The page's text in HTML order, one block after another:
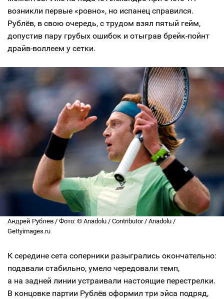
возникли первые «ровно», но испанец справился.
Рублёв, в свою очередь, с трудом взял пятый гейм,
допустив пару грубых ошибок и отыграв брейк-пойнт
драйв-воллеем у сетки.
Андрей Рублев / Фото: © Anadolu / Contributor / Anadolu /
Gettyimages.ru
К середине сета соперники разыгрались окончательно:
подавали стабильно, умело чередовали темп,
а на задней линии устраивали настоящие перестрелки.
В концовке партии Рублёв оформил три эйса подряд,